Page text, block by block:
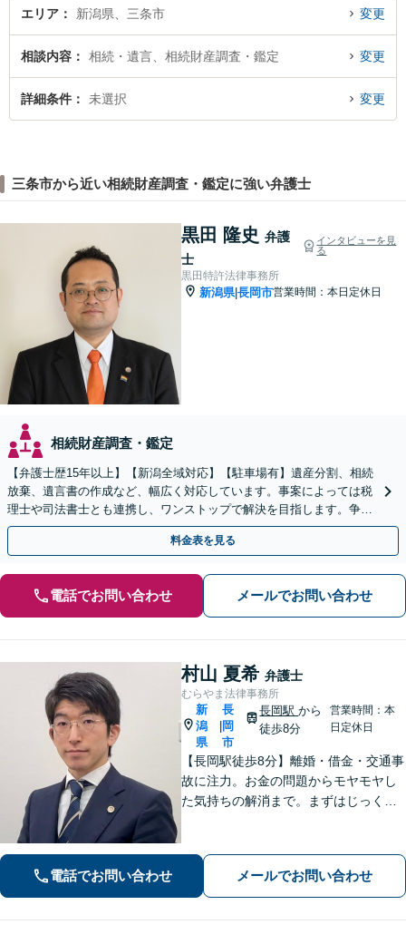
エリア 新潟県、三条市 変更
相談内容 相続・遺言、相続財産調査・鑑定 変更
詳細条件 未選択 変更
三条市から近い相続財産調査・鑑定に強い弁護士
黒田 隆史 弁護
士
インタビューを見
る
黒田特許法律事務所
新潟県|長岡市営業時間：本日定休日
相続財産調査・鑑定
【弁護士歴15年以上】【新潟全域対応】【駐車場有】遺産分割、相続
放棄、遺言書の作成など、幅広く対応しています。事案によっては税
理士や司法書士とも連携し、ワンストップで解決を目指します。争い
を防ぐためにもぜひご相談ください。【分割払い可】
料金表を見る
電話でお問い合わせ メールでお問い合わせ
村山 夏希 弁護士
むらやま法律事務所
新
潟
県
長
岡
市
長岡駅から
徒歩8分
営業時間：本
日定休日
【長岡駅徒歩8分】離婚・借金・交通事
故に注力。お金の問題からモヤモヤし
た気持ちの解消まで。まずはじっくり
を大切に／LINE・オンライン相談可】
電話でお問い合わせ メールでお問い合わせ